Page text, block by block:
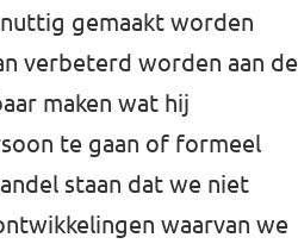
gemaakt worden
verbeterd worden aan de
maken wat hij
te gaan of formeel
staan dat we niet
waarvan we